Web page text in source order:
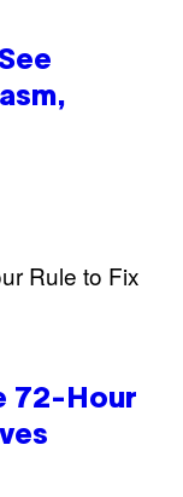
72-Hour